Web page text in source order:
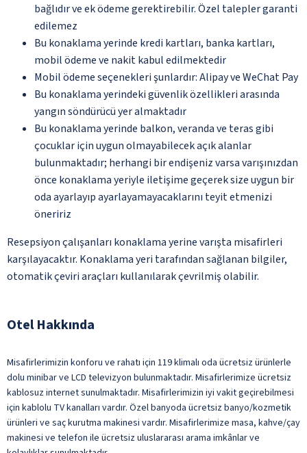
bağlıdır ve ek ödeme gerektirebilir. Özel talepler garanti
edilemez
Bu konaklama yerinde kredi kartları, banka kartları,
mobil ödeme ve nakit kabul edilmektedir
Mobil ödeme seçenekleri şunlardır: Alipay ve WeChat Pay
Bu konaklama yerindeki güvenlik özellikleri arasında
yangın söndürücü yer almaktadır
Bu konaklama yerinde balkon, veranda ve teras gibi
çocuklar için uygun olmayabilecek açık alanlar
bulunmaktadır; herhangi bir endişeniz varsa varışınızdan
önce konaklama yeriyle iletişime geçerek size uygun bir
oda ayarlayıp ayarlayamayacaklarını teyit etmenizi
öneririz
Resepsiyon çalışanları konaklama yerine varışta misafirleri
karşılayacaktır. Konaklama yeri tarafından sağlanan bilgiler,
otomatik çeviri araçları kullanılarak çevrilmiş olabilir.
Otel Hakkında
Misafirlerimizin konforu ve rahatı için 119 klimalı oda ücretsiz ürünlerle
dolu minibar ve LCD televizyon bulunmaktadır. Misafirlerimize ücretsiz
kablosuz internet sunulmaktadır. Misafirlerimizin iyi vakit geçirebilmesi
için kablolu TV kanalları vardır. Özel banyoda ücretsiz banyo/kozmetik
ürünleri ve saç kurutma makinesi vardır. Misafirlerimize masa, kahve/çay
makinesi ve telefon ile ücretsiz uluslararası arama imkânlar ve